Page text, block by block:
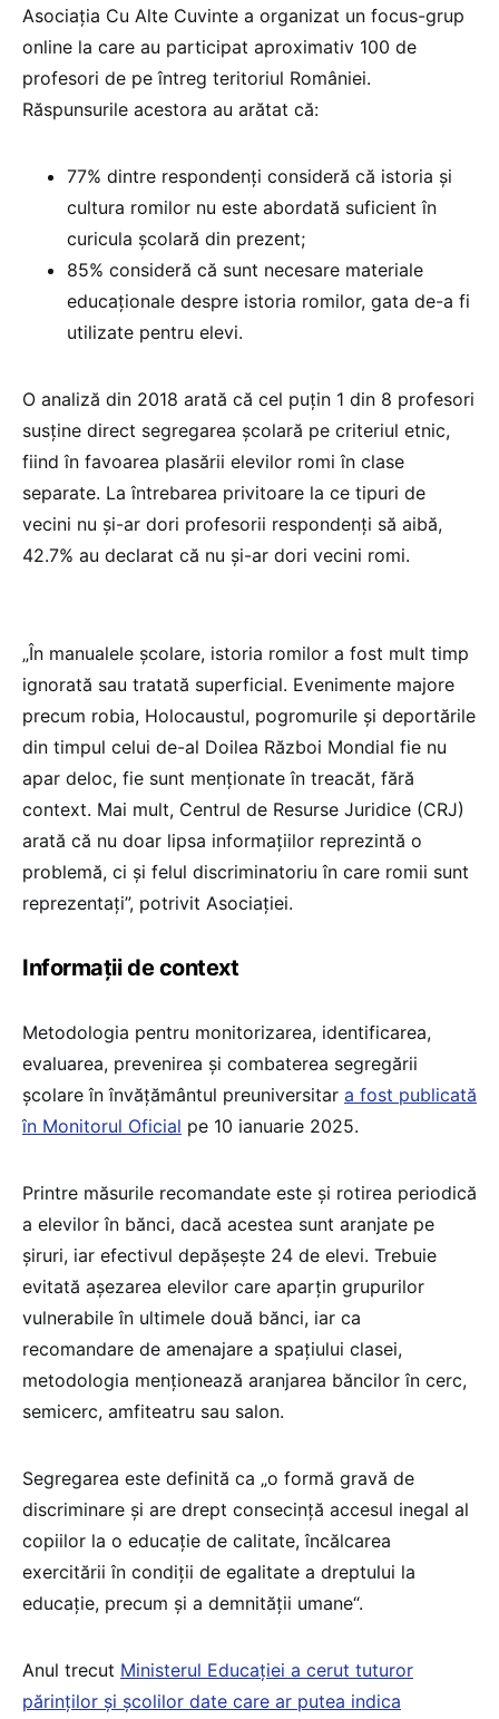
Asociația Cu Alte Cuvinte a organizat un focus-grup
online la care au participat aproximativ 100 de
profesori de pe întreg teritoriul României.
Răspunsurile acestora au arătat că:
77% dintre respondenți consideră că istoria și
cultura romilor nu este abordată suficient în
curicula școlară din prezent;
85% consideră că sunt necesare materiale
educaționale despre istoria romilor, gata de-a fi
utilizate pentru elevi.
O analiză din 2018 arată că cel puțin 1 din 8 profesori
susține direct segregarea școlară pe criteriul etnic,
fiind în favoarea plasării elevilor romi în clase
separate. La întrebarea privitoare la ce tipuri de
vecini nu și-ar dori profesorii respondenți să aibă,
42.7% au declarat că nu și-ar dori vecini romi.
„În manualele școlare, istoria romilor a fost mult timp
ignorată sau tratată superficial. Evenimente majore
precum robia, Holocaustul, pogromurile și deportările
din timpul celui de-al Doilea Război Mondial fie nu
apar deloc, fie sunt menționate în treacăt, fără
context. Mai mult, Centrul de Resurse Juridice (CRJ)
arată că nu doar lipsa informațiilor reprezintă o
problemă, ci și felul discriminatoriu în care romii sunt
reprezentați”, potrivit Asociației.
Informații de context
Metodologia pentru monitorizarea, identificarea,
evaluarea, prevenirea şi combaterea segregării
şcolare în învăţământul preuniversitar a fost publicată
în Monitorul Oficial pe 10 ianuarie 2025.
Printre măsurile recomandate este și rotirea periodică
a elevilor în bănci, dacă acestea sunt aranjate pe
șiruri, iar efectivul depășește 24 de elevi. Trebuie
evitată așezarea elevilor care aparțin grupurilor
vulnerabile în ultimele două bănci, iar ca
recomandare de amenajare a spațiului clasei,
metodologia menționează aranjarea băncilor în cerc,
semicerc, amfiteatru sau salon.
Segregarea este definită ca „o formă gravă de
discriminare și are drept consecință accesul inegal al
copiilor la o educație de calitate, încălcarea
exercitării în condiții de egalitate a dreptului la
educație, precum și a demnității umane“.
Anul trecut Ministerul Educației a cerut tuturor
părinților și școlilor date care ar putea indica